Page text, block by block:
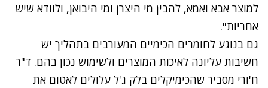
למוצר אבא ואמא, להבין מי היצרן ומי היבואן, ולוודא שיש
אחריות".
גם בנוגע לחומרים הכימיים המעורבים בתהליך יש
חשיבות עליונה לאיכות המוצרים ולשימוש נכון בהם. ד"ר
ח'ורי מסביר שהכימיקלים בלק ג'ל עלולים לאטום את